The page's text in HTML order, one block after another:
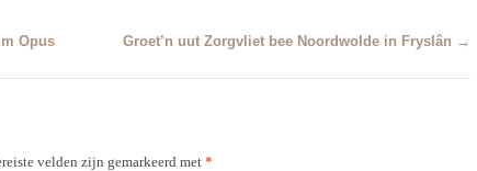
Opus Groet’n uut Zorgvliet bee Noordwolde in Fryslân →
velden zijn gemarkeerd met *